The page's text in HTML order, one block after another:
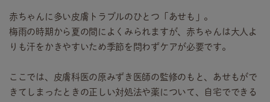
赤ちゃんに多い皮膚トラブルのひとつ「あせも」。
梅雨の時期から夏の間によくみられますが、赤ちゃんは大人よ
りも汗をかきやすいため季節を問わずケアが必要です。
ここでは、皮膚科医の原みずき医師の監修のもと、あせもがで
きてしまったときの正しい対処法や薬について、自宅でできる